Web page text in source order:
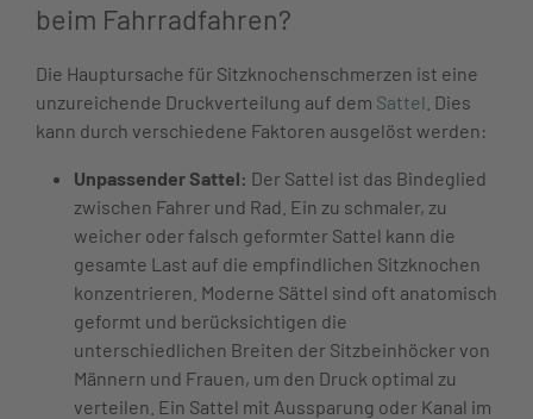
beim Fahrradfahren?
Die Hauptursache für Sitzknochenschmerzen ist eine
unzureichende Druckverteilung auf dem Sattel . Dies
kann durch verschiedene Faktoren ausgelöst werden:
Unpassender Sattel: Der Sattel ist das Bindeglied
zwischen Fahrer und Rad. Ein zu schmaler, zu
weicher oder falsch geformter Sattel kann die
gesamte Last auf die empfindlichen Sitzknochen
konzentrieren. Moderne Sättel sind oft anatomisch
geformt und berücksichtigen die
unterschiedlichen Breiten der Sitzbeinhöcker von
Männern und Frauen, um den Druck optimal zu
verteilen. Ein Sattel mit Aussparung oder Kanal im